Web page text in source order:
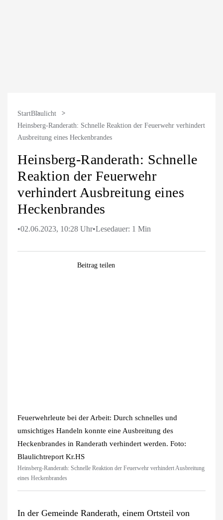
StartBlaulicht
Heinsberg-Randerath: Schnelle Reaktion der Feuerwehr verhindert
Ausbreitung eines Heckenbrandes
Heinsberg-Randerath: Schnelle
Reaktion der Feuerwehr
verhindert Ausbreitung eines
Heckenbrandes
•02.06.2023, 10:28 Uhr•Lesedauer: 1 Min
Beitrag teilen
Pinterest
E-
Feuerwehrleute bei der Arbeit: Durch schnelles und
umsichtiges Handeln konnte eine Ausbreitung des
Heckenbrandes in Randerath verhindert werden. Foto:
Blaulichtreport Kr.HS
Heinsberg-Randerath: Schnelle Reaktion der Feuerwehr verhindert Ausbreitung
eines Heckenbrandes
In der Gemeinde Randerath, einem Ortsteil von